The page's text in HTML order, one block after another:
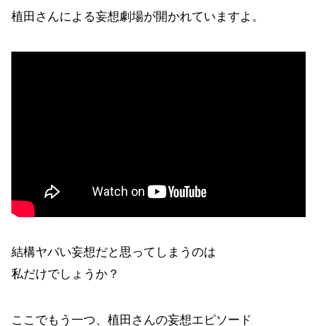
植田さんによる妄想劇場が開かれていますよ。
結構ヤバい妄想だと思ってしまうのは
私だけでしょうか？
ここでもう一つ、植田さんの妄想エピソード